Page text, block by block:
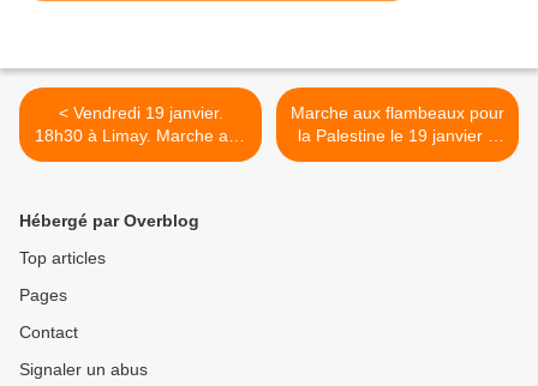
< Vendredi 19 janvier.
18h30 à Limay. Marche aux
flambeaux Halte aux
Marche aux flambeaux pour
la Palestine le 19 janvier à
Limay >
Hébergé par Overblog
Top articles
Pages
Contact
Signaler un abus